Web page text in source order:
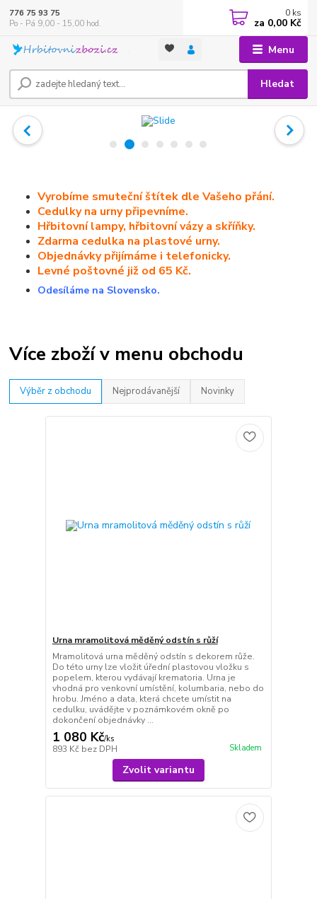
Menu
Hledat
776 75 93 75
Po - Pá 9,00 - 15,00 hod.
0 ks
za 0,00 Kč
Vyrobíme smuteční štítek dle Vašeho přání.
Cedulky na urny připevníme.
Hřbitovní lampy, hřbitovní vázy a skříňky.
Zdarma cedulka na plastové urny.
Objednávky přijímáme i telefonicky.
Levné poštovné již od 65 Kč.
Odesíláme na Slovensko.
Více zboží v menu obchodu
Výběr z obchodu Nejprodávanější Novinky
Urna mramolitová měděný odstín s růží
Mramolitová urna měděný odstín s dekorem růže.
Do této urny lze vložit úřední plastovou vložku s
popelem, kterou vydávají krematoria. Urna je
vhodná pro venkovní umístění, kolumbaria, nebo do
hrobu. Jméno a data, která chcete umístit na
cedulku, uvádějte v poznámkovém okně po
dokončení objednávky ...
1 080 Kč/ks
893 Kč bez DPH Skladem
Zvolit variantu